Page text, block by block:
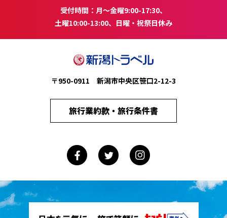
受付時間：月～金曜9:00-17:30、
土曜10:00-13:00、日曜・祝祭日休み
〒950-0911 新潟市中央区笹口2-12-3
旅行業約款・旅行条件書